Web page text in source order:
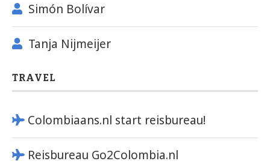
Simón Bolívar
Tanja Nijmeijer
TRAVEL
Colombiaans.nl start reisbureau!
Reisbureau Go2Colombia.nl